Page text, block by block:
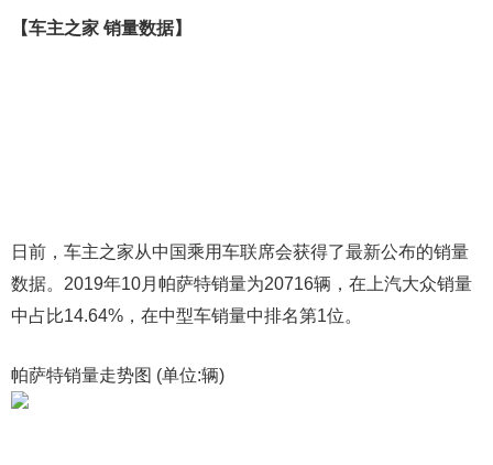
【车主之家 销量数据】
日前，车主之家从中国乘用车联席会获得了最新公布的销量
数据。2019年10月帕萨特销量为20716辆，在上汽大众销量
中占比14.64%，在中型车销量中排名第1位。
帕萨特销量走势图 (单位:辆)